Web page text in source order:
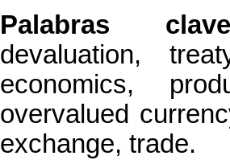
Palabras
devaluation,
economics,
overvalued
exchange, trade.